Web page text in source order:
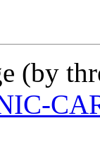
(by